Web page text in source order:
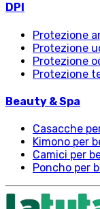
DPI
Protezione
Protezione
Protezione
Protezione
Beauty & Spa
Casacche
Kimono per
Camici per
Poncho per